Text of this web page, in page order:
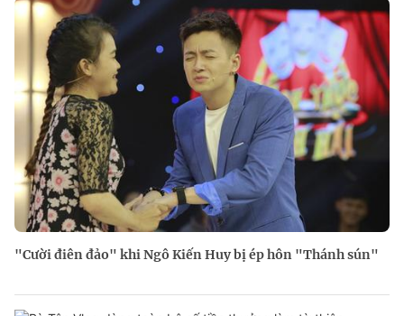
"Cười điên đảo" khi Ngô Kiến Huy bị ép hôn "Thánh sún"